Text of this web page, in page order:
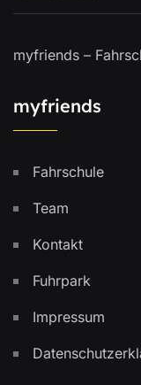
myfriends –
myfriends
Fahrschule
Team
Kontakt
Fuhrpark
Impressum